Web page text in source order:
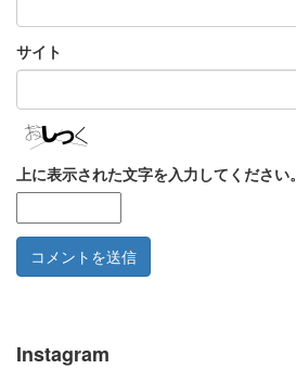
サイト
上に表示された文字を入力してください。
Instagram